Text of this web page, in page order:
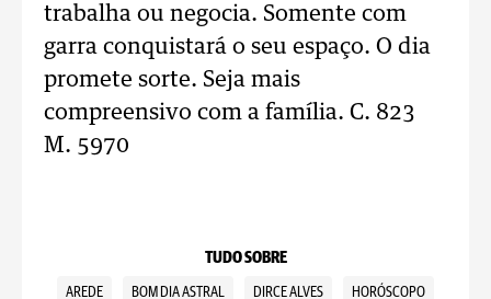
trabalha ou negocia. Somente com
garra conquistará o seu espaço. O dia
promete sorte. Seja mais
compreensivo com a família. C. 823
M. 5970
TUDO SOBRE
AREDE BOM DIA ASTRAL DIRCE ALVES
HORÓSCOPO